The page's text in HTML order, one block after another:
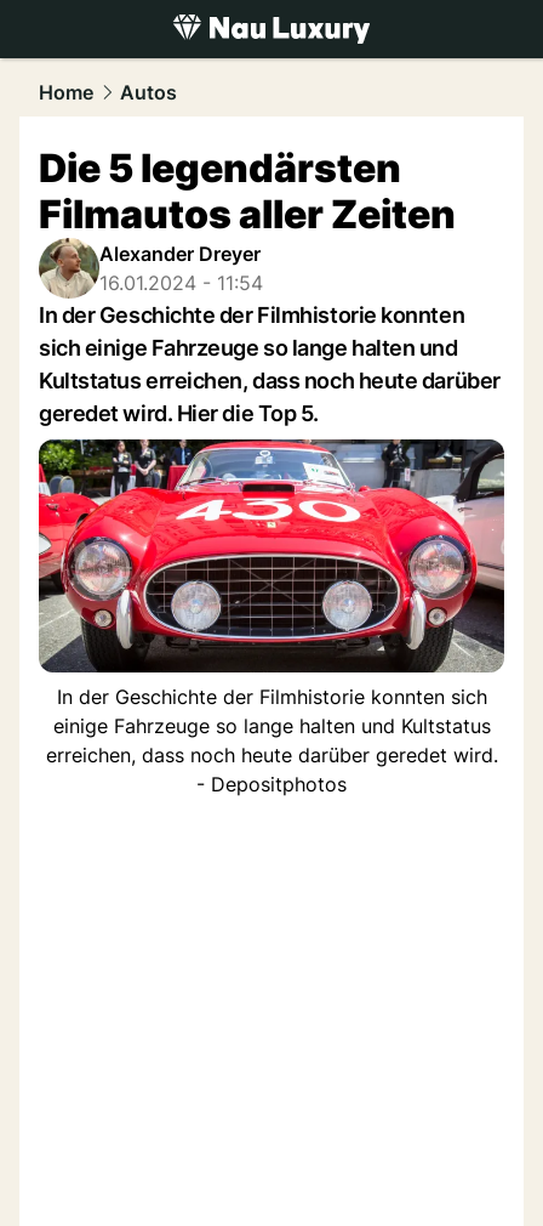
luxury.NAU.ch
Home Autos
Die 5 legendärsten
Filmautos aller Zeiten
Alexander Dreyer
16.01.2024 - 11:54
In der Geschichte der Filmhistorie konnten
sich einige Fahrzeuge so lange halten und
Kultstatus erreichen, dass noch heute darüber
geredet wird. Hier die Top 5.
In der Geschichte der Filmhistorie konnten sich
einige Fahrzeuge so lange halten und Kultstatus
erreichen, dass noch heute darüber geredet wird.
- Depositphotos